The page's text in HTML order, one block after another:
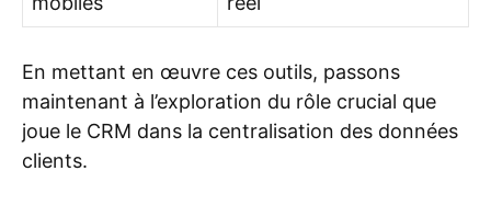
En mettant en œuvre ces outils, passons
maintenant à l’exploration du rôle crucial que
joue le CRM dans la centralisation des données
clients.